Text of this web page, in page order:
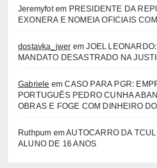
Jeremyfotem PRESIDENTE DA
EXONERA E NOMEIA OFICIAIS
dostavka_jwer emJOEL
MANDATO DESASTRADO NA
Gabriele emCASO PARA PGR:
PORTUGUÊS PEDRO CUNHA
OBRAS E FOGE COM DINHEIRO
Ruthpum emAUTOCARRO DA
ALUNO DE 16 ANOS